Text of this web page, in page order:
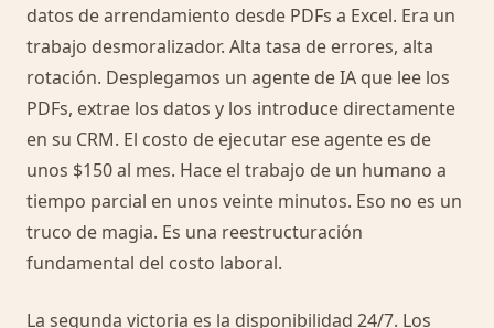
datos de arrendamiento desde PDFs a Excel. Era un
trabajo desmoralizador. Alta tasa de errores, alta
rotación. Desplegamos un agente de IA que lee los
PDFs, extrae los datos y los introduce directamente
en su CRM. El costo de ejecutar ese agente es de
unos $150 al mes. Hace el trabajo de un humano a
tiempo parcial en unos veinte minutos. Eso no es un
truco de magia. Es una reestructuración
fundamental del costo laboral.
La segunda victoria es la disponibilidad 24/7. Los